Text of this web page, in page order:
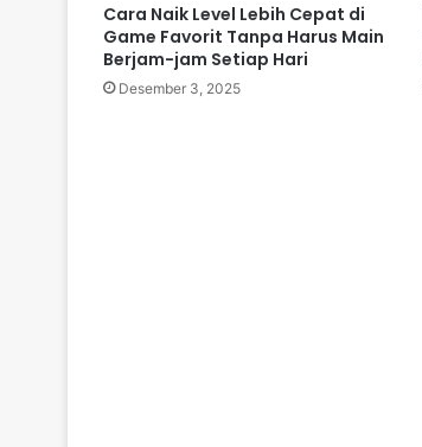
Cara Naik Level Lebih Cepat di
Game Favorit Tanpa Harus Main
Berjam-jam Setiap Hari
Desember 3, 2025